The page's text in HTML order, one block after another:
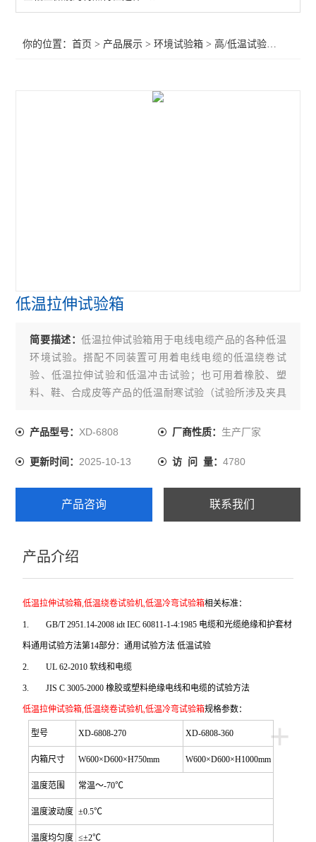
你的位置：首页 > 产品展示 >环境试验箱 > 高/低温试验箱
低温拉伸试验箱
简要描述：低温拉伸试验箱用于电线电缆产品的各种低温
环境试验。搭配不同装置可用着电线电缆的低温绕卷试
验、低温拉伸试验和低温冲击试验；也可用着橡胶、塑
料、鞋、合成皮等产品的低温耐寒试验（试验所涉及夹具
产品型号：XD-6808 厂商性质： 生产厂家
更新时间：2025-10-13 访 问 量： 4780
产品咨询 联系我们
产品介绍
低温拉伸试验箱,低温绕卷试验机,低温冷弯试验箱相关标准：
1.GB/T 2951.14-2008 idt IEC 60811-1-4:1985 电缆和光缆绝缘和护套材
料通用试验方法第14部分：通用试验方法 低温试验
2.UL 62-2010软线和电缆
3.JIS C 3005-2000橡胶或塑料绝缘电线和电缆的试验方法
低温拉伸试验箱,低温绕卷试验机,低温冷弯试验箱规格参数：
+
型号 XD-6808-270 XD-6808-360
内箱尺寸 W600×D600×H750mm W600×D600×H1000mm
温度范围 常温～-70℃
温度波动度 ±0.5℃
温度均匀度 ≤±2℃